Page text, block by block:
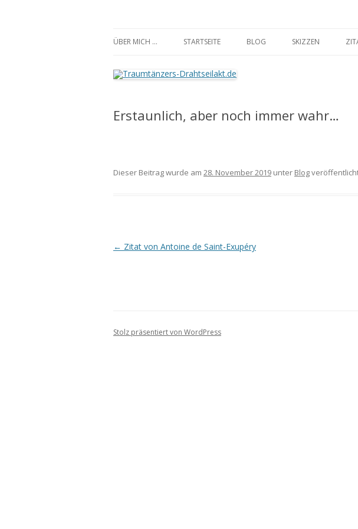
ÜBER MICH … STARTSEITE BLOG SKIZZEN
Erstaunlich, aber noch immer wahr…
Dieser Beitrag wurde am 28. November 2019 unter Blog
Beitrags-
← Zitat von Antoine de Saint-Exupéry
Stolz präsentiert von WordPress